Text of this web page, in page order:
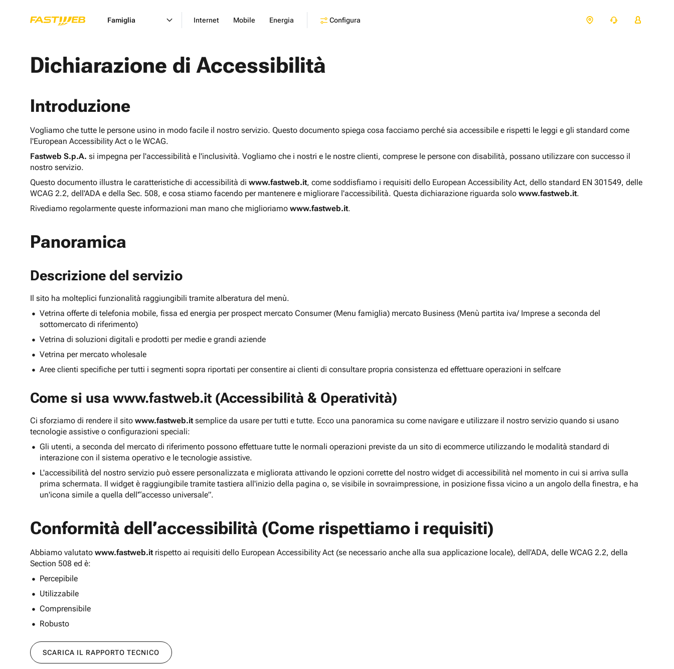
Famiglia Internet Mobile Energia Configura
Dichiarazione di Accessibilità
Introduzione
Vogliamo che tutte le persone usino in modo facile il nostro servizio. Questo documento spiega cosa facciamo perché sia accessibile e rispetti le leggi e gli standard come
l'European Accessibility Act o le WCAG.
Fastweb S.p.A. si impegna per l'accessibilità e l'inclusività. Vogliamo che i nostri e le nostre clienti, comprese le persone con disabilità, possano utilizzare con successo il
nostro servizio.
Questo documento illustra le caratteristiche di accessibilità di www.fastweb.it, come soddisfiamo i requisiti dello European Accessibility Act, dello standard EN 301549, delle
WCAG 2.2, dell'ADA e della Sec. 508, e cosa stiamo facendo per mantenere e migliorare l'accessibilità. Questa dichiarazione riguarda solo www.fastweb.it.
Rivediamo regolarmente queste informazioni man mano che miglioriamo www.fastweb.it.
Panoramica
Descrizione del servizio
Il sito ha molteplici funzionalità raggiungibili tramite alberatura del menù.
Vetrina offerte di telefonia mobile, fissa ed energia per prospect mercato Consumer (Menu famiglia) mercato Business (Menù partita iva/ Imprese a seconda del
sottomercato di riferimento)
Vetrina di soluzioni digitali e prodotti per medie e grandi aziende
Vetrina per mercato wholesale
Aree clienti specifiche per tutti i segmenti sopra riportati per consentire ai clienti di consultare propria consistenza ed effettuare operazioni in selfcare
Come si usa www.fastweb.it (Accessibilità & Operatività)
Ci sforziamo di rendere il sito www.fastweb.it semplice da usare per tutti e tutte. Ecco una panoramica su come navigare e utilizzare il nostro servizio quando si usano
tecnologie assistive o configurazioni speciali:
Gli utenti, a seconda del mercato di riferimento possono effettuare tutte le normali operazioni previste da un sito di ecommerce utilizzando le modalità standard di
interazione con il sistema operativo e le tecnologie assistive.
L'accessibilità del nostro servizio può essere personalizzata e migliorata attivando le opzioni corrette del nostro widget di accessibilità nel momento in cui si arriva sulla
prima schermata. Il widget è raggiungibile tramite tastiera all'inizio della pagina o, se visibile in sovraimpressione, in posizione fissa vicino a un angolo della finestra, e ha
un'icona simile a quella dell'“accesso universale”.
Conformità dell’accessibilità (Come rispettiamo i requisiti)
Abbiamo valutato www.fastweb.it rispetto ai requisiti dello European Accessibility Act (se necessario anche alla sua applicazione locale), dell'ADA, delle WCAG 2.2, della
Section 508 ed è:
Percepibile
Utilizzabile
Comprensibile
Robusto
SCARICA IL RAPPORTO TECNICO